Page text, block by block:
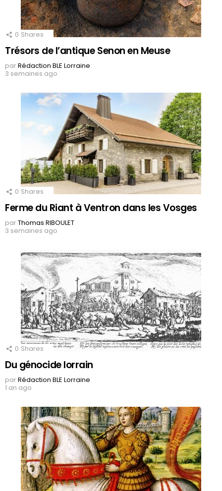
0 Shares
Trésors de l’antique Senon en Meuse
parRédaction BLE Lorraine
3 semaines ago
0 Shares
Ferme du Riant à Ventron dans les Vosges
parThomas RIBOULET
3 semaines ago
0 Shares
Du génocide lorrain
parRédaction BLE Lorraine
1 an ago